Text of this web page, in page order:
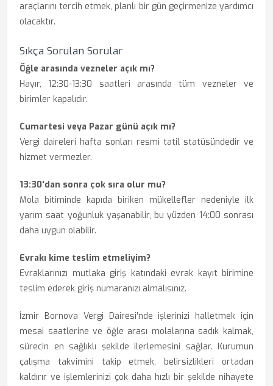
araçlarını tercih etmek, planlı bir gün geçirmenize yardımcı
olacaktır.
Sıkça Sorulan Sorular
Öğle arasında vezneler açık mı?
Hayır, 12:30-13:30 saatleri arasında tüm vezneler ve
birimler kapalıdır.
Cumartesi veya Pazar günü açık mı?
Vergi daireleri hafta sonları resmi tatil statüsündedir ve
hizmet vermezler.
13:30'dan sonra çok sıra olur mu?
Mola bitiminde kapıda biriken mükellefler nedeniyle ilk
yarım saat yoğunluk yaşanabilir, bu yüzden 14:00 sonrası
daha uygun olabilir.
Evrakı kime teslim etmeliyim?
Evraklarınızı mutlaka giriş katındaki evrak kayıt birimine
teslim ederek giriş numaranızı almalısınız.
İzmir Bornova Vergi Dairesi'nde işlerinizi halletmek için
mesai saatlerine ve öğle arası molalarına sadık kalmak,
sürecin en sağlıklı şekilde ilerlemesini sağlar. Kurumun
çalışma takvimini takip etmek, belirsizlikleri ortadan
kaldırır ve işlemlerinizi çok daha hızlı bir şekilde nihayete